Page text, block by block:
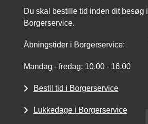
Du skal bestille tid inden dit besøg i
Borgerservice.
Åbningstider i Borgerservice:
Mandag - fredag: 10.00 - 16.00
Bestil tid i Borgerservice
Lukkedage i Borgerservice